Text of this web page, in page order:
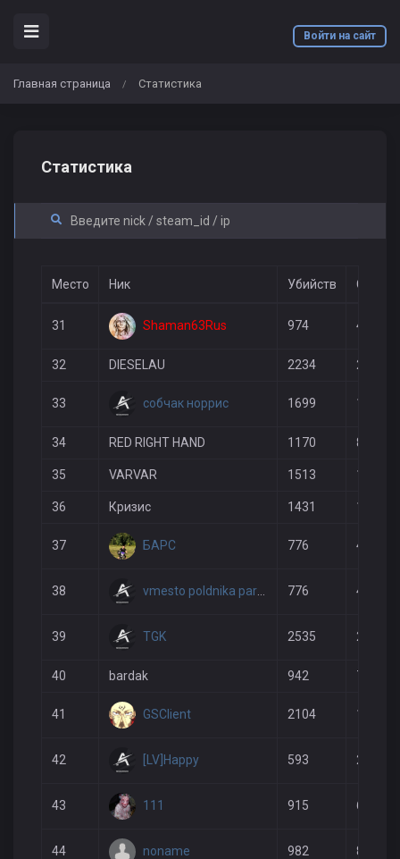
Войти на сайт
Главная страница / Статистика
Статистика
Место Ник Убийств
31 Shaman63Rus 974 409
32 DIESELAU 2234 2236
33 собчак норрис 1699 1322
34 RED RIGHT HAND 1170 851
35 VARVAR 1513 1362
36 Кризис 1431 1259
37 БАРС 776 491
38 vmesto poldnika paru vodnikov 776 455
39 TGK 2535 2826
40 bardak 942 747
41 GSClient 2104 1924
42 [LV]Happy 593 227
43 111 915 645
44 noname 982 812